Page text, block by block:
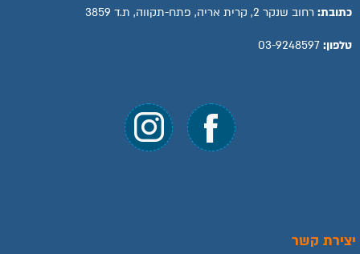
כתובת: רחוב שנקר 2, קרית אריה, פתח-תקווה, ת.ד 3859
טלפון: 03-9248597
יצירת קשר